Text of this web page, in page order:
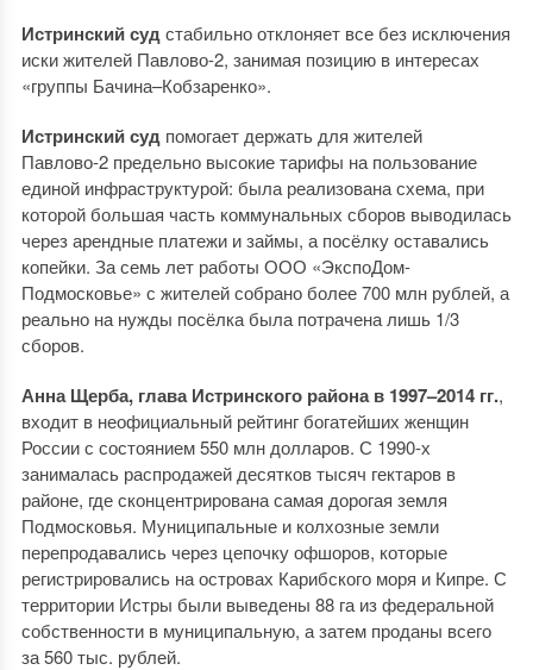
Истринский судстабильно отклоняет все без исключения
иски жителей Павлово-2, занимая позицию в интересах
«группы Бачина–Кобзаренко».
Истринский суд помогает держать для жителей
Павлово-2 предельно высокие тарифы на пользование
единой инфраструктурой: была реализована схема, при
которой большая часть коммунальных сборов выводилась
через арендные платежи и займы, а посёлку оставались
копейки. За семь лет работы ООО «ЭкспоДом-
Подмосковье» с жителей собрано более 700 млн рублей, а
реально на нужды посёлка была потрачена лишь 1/3
сборов.
Анна Щерба, глава Истринского района в 1997–2014 гг.,
входит в неофициальный рейтинг богатейших женщин
России с состоянием 550 млн долларов. С 1990-х
занималась распродажей десятков тысяч гектаров в
районе, где сконцентрирована самая дорогая земля
Подмосковья. Муниципальные и колхозные земли
перепродавались через цепочку офшоров, которые
регистрировались на островах Карибского моря и Кипре. С
территории Истры были выведены 88 га из федеральной
собственности в муниципальную, а затем проданы всего
за 560 тыс. рублей.